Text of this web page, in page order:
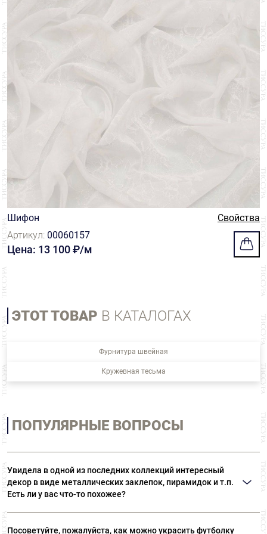
Шифон
Свойства
Артикул: 00060157
Цена: 13 100 ₽/м
ЭТОТ ТОВАР В КАТАЛОГАХ
Фурнитура швейная
Кружевная тесьма
ПОПУЛЯРНЫЕ ВОПРОСЫ
Увидела в одной из последних коллекций интересный
декор в виде металлических заклепок, пирамидок и т.п.
Есть ли у вас что-то похожее?
материалов и форм позволяет выполнять самые различные виды декора.
Посоветуйте, пожалуйста, как можно украсить футболку